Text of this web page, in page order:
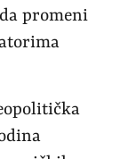
promeni